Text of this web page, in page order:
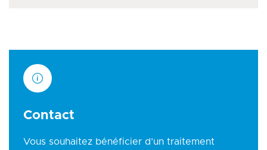
Contact
Vous souhaitez bénéficier d’un traitement